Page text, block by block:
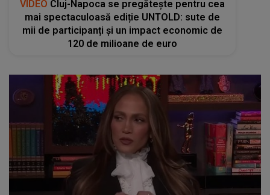
VIDEO Cluj-Napoca se pregătește pentru cea
mai spectaculoasă ediție UNTOLD: sute de
mii de participanți și un impact economic de
120 de milioane de euro